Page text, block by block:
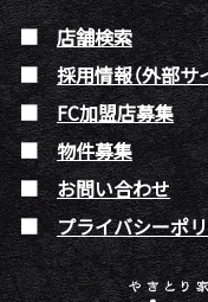
店舗検索
採用情報（外部サ
FC加盟店募集
物件募集
お問い合わせ
プライバシーポ